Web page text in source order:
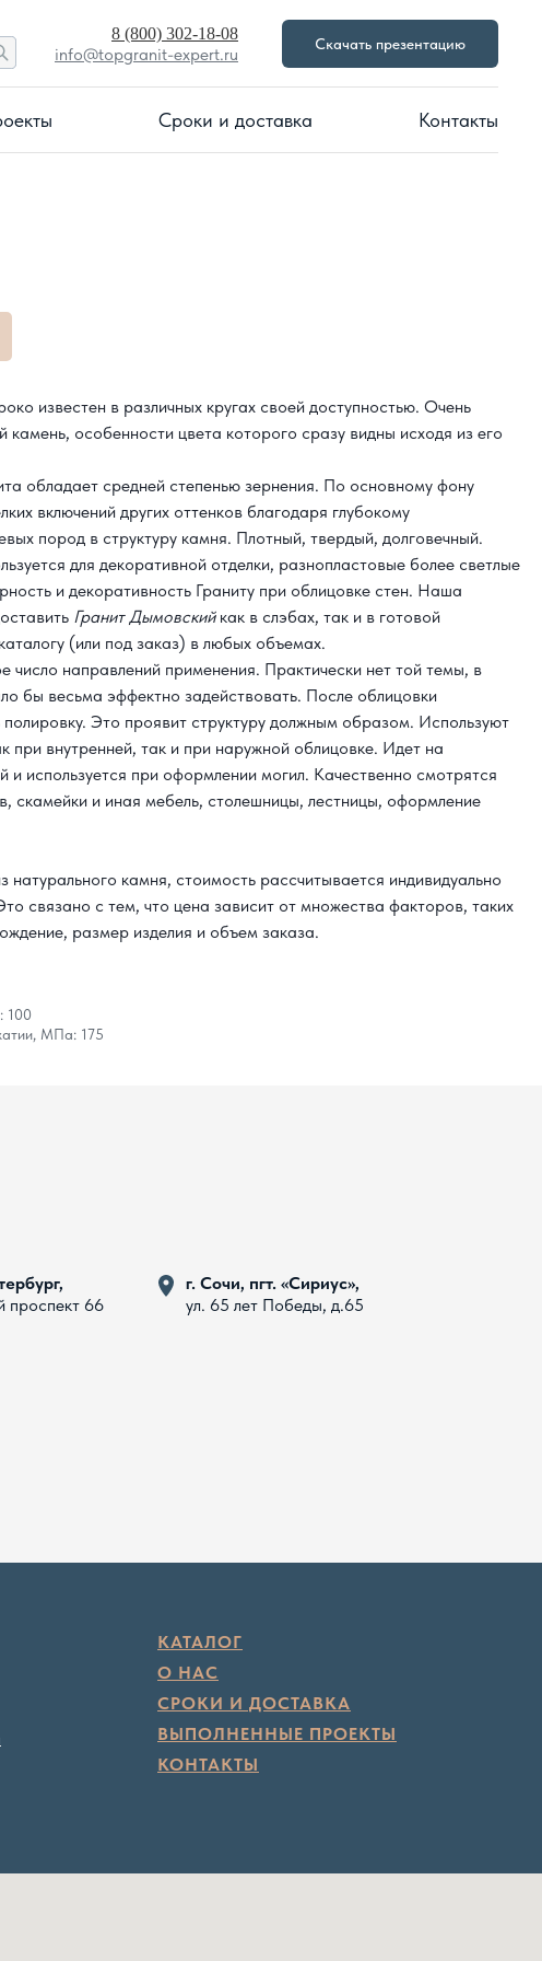
8 (800) 302-18-08
info@topgranit-expert.ru
Скачать презентацию
Сроки и доставка Контакты
известен в различных кругах своей доступностью. Очень
камень, особенности цвета которого сразу видны исходя из его
обладает средней степенью зернения. По основному фону
включений других оттенков благодаря глубокому
пород в структуру камня. Плотный, твердый, долговечный.
для декоративной отделки, разнопластовые более светлые
и декоративность Граниту при облицовке стен. Наша
Гранит Дымовскийкак в слэбах, так и в готовой
(или под заказ) в любых объемах.
число направлений применения. Практически нет той темы, в
бы весьма эффектно задействовать. После облицовки
полировку. Это проявит структуру должным образом. Используют
при внутренней, так и при наружной облицовке. Идет на
и используется при оформлении могил. Качественно смотрятся
скамейки и иная мебель, столешницы, лестницы, оформление
натурального камня, стоимость рассчитывается индивидуально
связано с тем, что цена зависит от множества факторов, таких
размер изделия и объем заказа.
100
МПа: 175
г. Сочи, пгт. «Сириус»,
ул. 65 лет Победы, д.65
проспект 66
КАТАЛОГ
О НАС
СРОКИ И ДОСТАВКА
ВЫПОЛНЕННЫЕ ПРОЕКТЫ
КОНТАКТЫ